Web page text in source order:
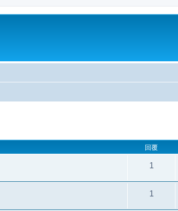
回覆
1
1